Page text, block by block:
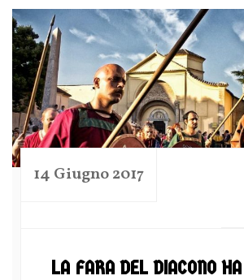
14 Giugno 2017
LA FARA DEL DIACONO